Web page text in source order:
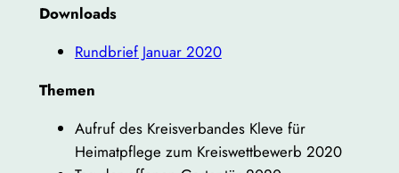
Downloads
Rundbrief Januar 2020
Themen
Aufruf des Kreisverbandes Kleve für
Heimatpflege zum Kreiswettbewerb 2020